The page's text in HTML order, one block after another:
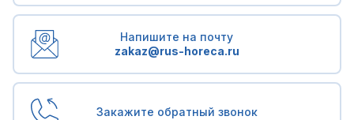
Напишите на почту
zakaz@rus-horeca.ru
Закажите обратный звонок